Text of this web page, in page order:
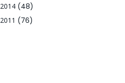
2014(48)
2011 (76)